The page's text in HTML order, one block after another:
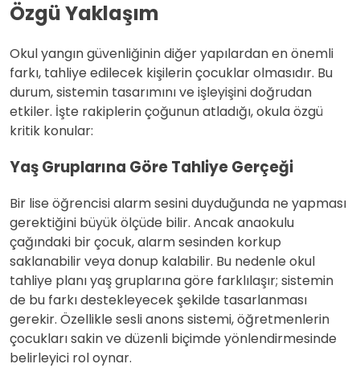
Özgü Yaklaşım
Okul yangın güvenliğinin diğer yapılardan en önemli
farkı, tahliye edilecek kişilerin çocuklar olmasıdır. Bu
durum, sistemin tasarımını ve işleyişini doğrudan
etkiler. İşte rakiplerin çoğunun atladığı, okula özgü
kritik konular:
Yaş Gruplarına Göre Tahliye Gerçeği
Bir lise öğrencisi alarm sesini duyduğunda ne yapması
gerektiğini büyük ölçüde bilir. Ancak anaokulu
çağındaki bir çocuk, alarm sesinden korkup
saklanabilir veya donup kalabilir. Bu nedenle okul
tahliye planı yaş gruplarına göre farklılaşır; sistemin
de bu farkı destekleyecek şekilde tasarlanması
gerekir. Özellikle sesli anons sistemi, öğretmenlerin
çocukları sakin ve düzenli biçimde yönlendirmesinde
belirleyici rol oynar.